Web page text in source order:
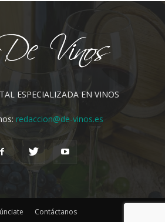
ESPECIALIZADA EN VINOS
redaccion@de-vinos.es
Contáctanos